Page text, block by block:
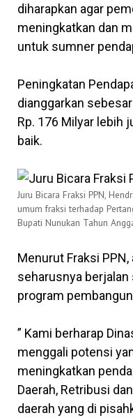
diharapkan agar
meningkatkan dan
untuk sumner
Peningkatan
dianggarkan
Rp. 176 Milyar lebih
baik.
Juru Bicara Fraksi PPN,
umum fraksi terhadap
Bupati Nunukan Tahun
Menurut Fraksi
seharusnya
program
” Kami berharap
menggali potensi
meningkatkan
Daerah, Retribusi
daerah yang di